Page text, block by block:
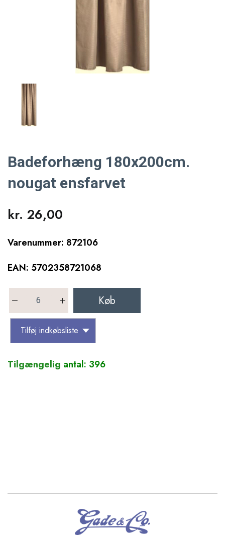
Badeforhæng 180x200cm.
nougat ensfarvet
kr. 26,00
Varenummer: 872106
EAN: 5702358721068
Køb
Tilføj indkøbsliste
Tilgængelig antal: 396